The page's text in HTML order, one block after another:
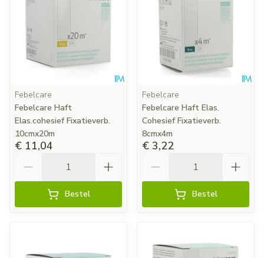
Febelcare
Febelcare Haft
Elas.cohesief Fixatieverb.
10cmx20m
€ 11,04
Bestel
Febelcare
Febelcare Haft Elas.
Cohesief Fixatieverb.
8cmx4m
€ 3,22
Bestel